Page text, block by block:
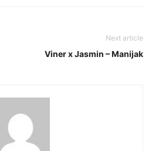
Next article
Viner x Jasmin – Manijak